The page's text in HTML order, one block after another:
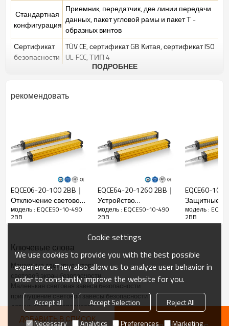
Стандартная
конфигурация
Приемник, передатчик, две линии передачи
данных, пакет угловой рамы и пакет Т -
образных винтов
Сертификат
безопасности
TÜV CE, сертификат GB Китая, сертификат ISO
UL-FCC, ТИП 4
разрешения
Проверьте
точность
18 мм
балок
50
Высота
защиты
490 мм
приемника.
Расстояние
обнаружения
30-6000 мм
Время
отклика
≤15 мс
Механические данные
ПОДРОБНЕЕ
рекомендовать
EQCE06-20-100 2BB｜
Отключение световой
завесы безопасности
｜DADISICK
модель : EQCE50-10-490
2BB
EQCE64-20-1260 2BB｜
Устройство
безопасности
световой завесы｜
модель : EQCE50-10-490
2BB
EQCE60-10-
Защитные
DADISICK
модель :
2BB
Ключевые слова
Машинные световые шторы
световой экран безопасности
Маленькая световая завеса безопасности
приглушение световой завесы безопасности
датчик света безопасности
ДОБАВИТЬ В СПИСОК
Cookie settings
We use cookies to provide you with the best possible
experience. They also allow us to analyze user behavior in
order to constantly improve the website for you.
Accept all Accept Selection
Reject All
Necessary
Analytics Preferences Marketing